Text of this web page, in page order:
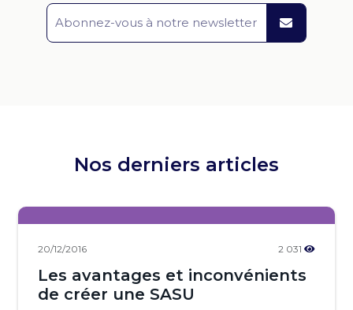
Nos derniers articles
20/12/2016 2 031
Les avantages et inconvénients
de créer une SASU